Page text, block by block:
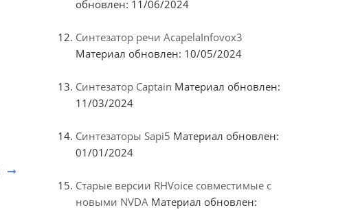
обновлен: 11/06/2024
Синтезатор речи AcapelaInfovox3
Материал обновлен: 10/05/2024
Синтезатор Captain Материал обновлен:
11/03/2024
Синтезаторы Sapi5 Материал обновлен:
01/01/2024
Старые версии RHVoice совместимые с
новыми NVDA Материал обновлен: